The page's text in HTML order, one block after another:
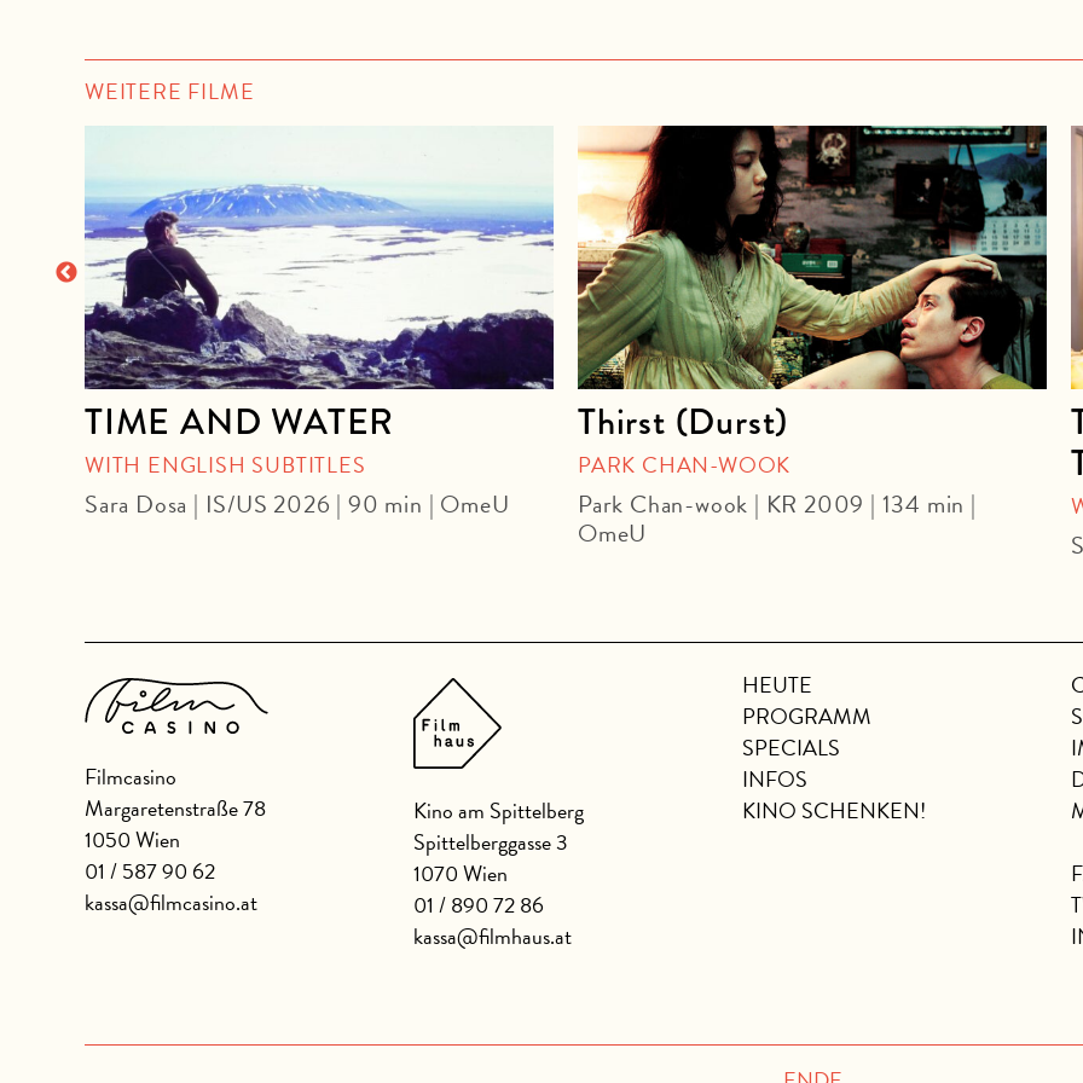
WEITERE FILME
TIME AND WATER
WITH ENGLISH SUBTITLES
Sara Dosa | IS/US 2026 | 90 min | OmeU
Thirst (Durst)
PARK CHAN-WOOK
Park Chan-wook | KR 2009 | 134 min |
OmeU
Filmcasino
Margaretenstraße 78
1050 Wien
01 / 587 90 62
kassa@filmcasino.at
Kino am Spittelberg
Spittelberggasse 3
1070 Wien
01 / 890 72 86
kassa@filmhaus.at
HEUTE
PROGRAMM
SPECIALS
INFOS
KINO SCHENKEN!